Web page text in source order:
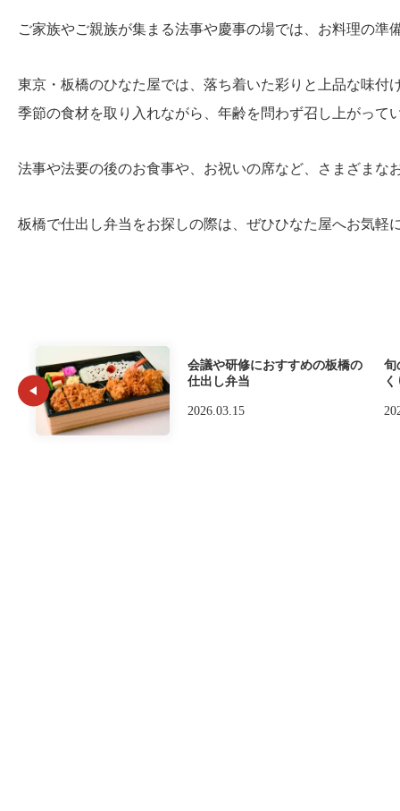
ご家族やご親族が集まる法事や慶事の場では、お料理の準
東京・板橋のひなた屋では、落ち着いた彩りと上品な味付
季節の食材を取り入れながら、年齢を問わず召し上がって
法事や法要の後のお食事や、お祝いの席など、さまざまな
板橋で仕出し弁当をお探しの際は、ぜひひなた屋へお気軽
会議や研修におすすめの板橋の
仕出し弁当
2026.03.15
旬
く